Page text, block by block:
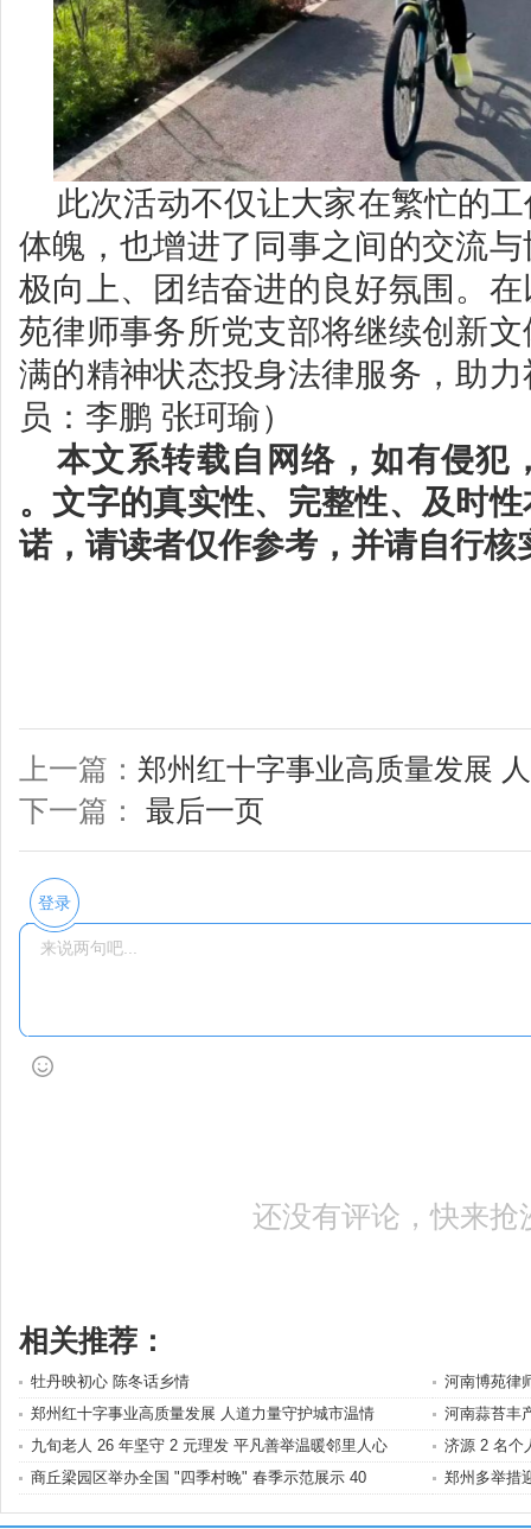
此次活动不仅让大家在繁忙的
体魄，也增进了同事之间的交流
极向上、团结奋进的良好氛围。
苑律师事务所党支部将继续创新
满的精神状态投身法律服务，助
员：李鹏 张珂瑜）
本文系转载自网络，如有侵犯
。文字的真实性、完整性、及时
诺，请读者仅作参考，并请自行核
上一篇： 郑州红十字事业高质量发展
下一篇： 最后一页
登录
还没有评论，快来抢
相关推荐：
牡丹映初心 陈冬话乡情
河南博苑律
郑州红十字事业高质量发展 人道力量守护城市温情
河南蒜苔丰
九旬老人 26 年坚守 2 元理发 平凡善举温暖邻里人心
济源 2 名个
商丘梁园区举办全国 "四季村晚" 春季示范展示 40
郑州多举措